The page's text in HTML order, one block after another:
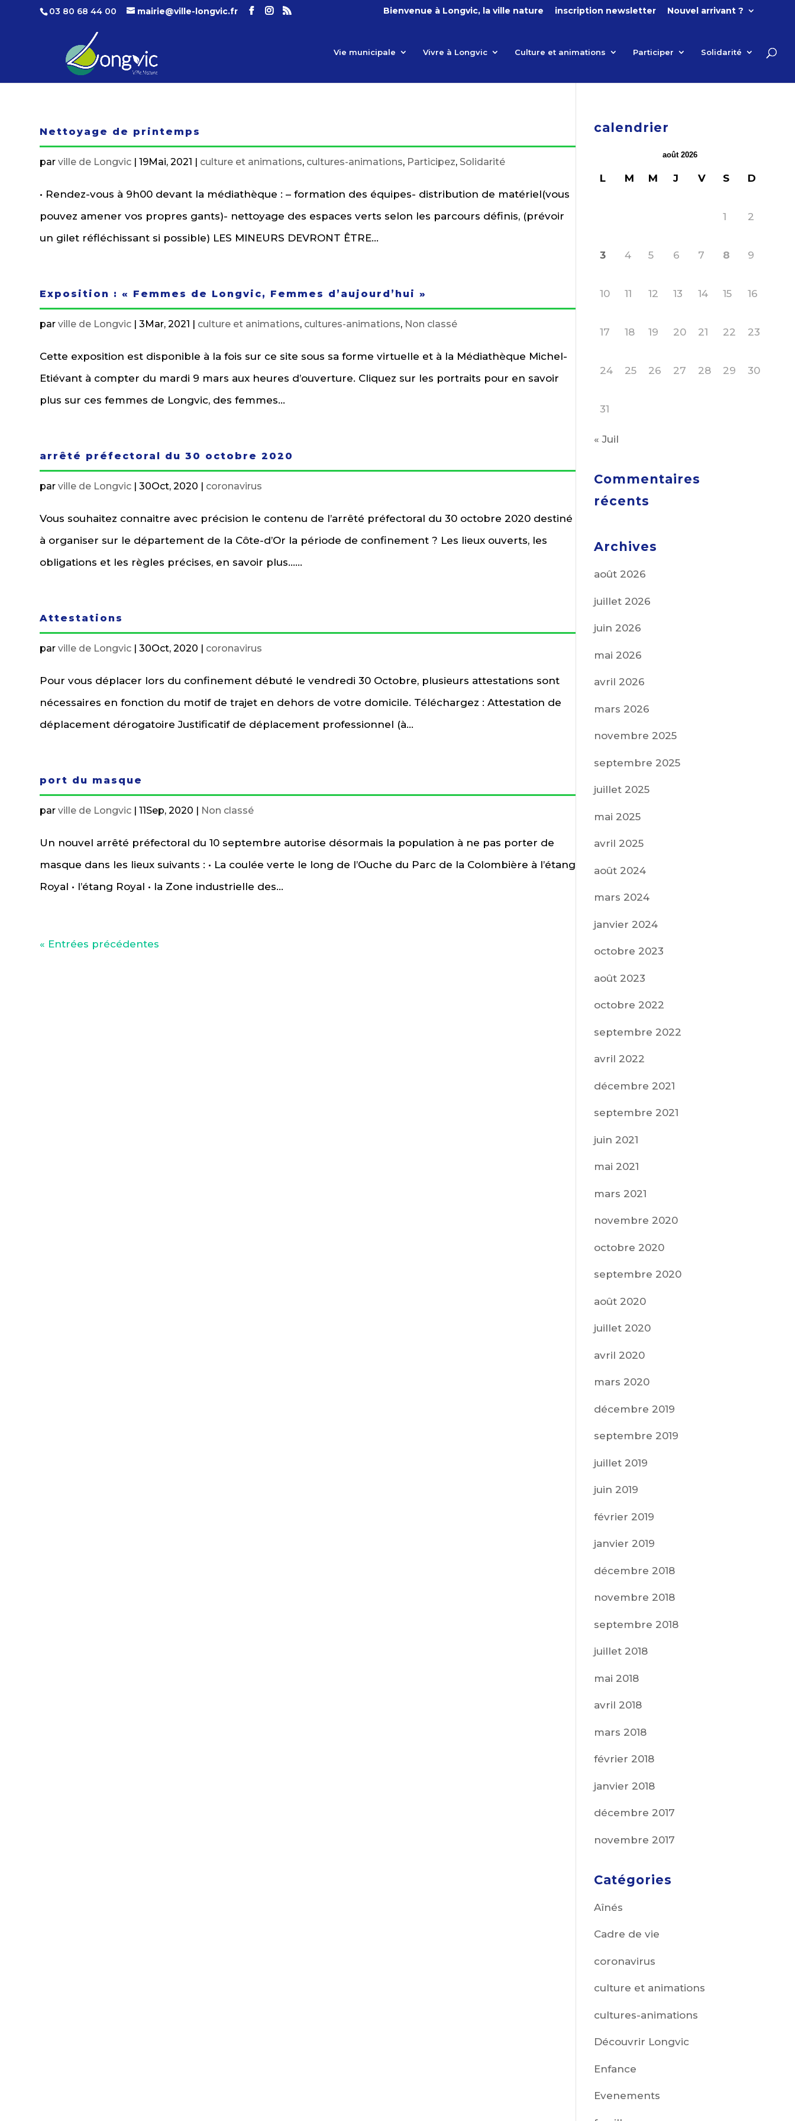
03 80 68 44 00 mairie@ville-longvic.fr Bienvenue à Longvic, la ville nature inscription newsletter Nouvel arrivant ?
Vie municipale Vivre à Longvic Culture et animations Participer Solidarité
Nettoyage de printemps
parville de Longvic |19Mai, 2021 | culture et animations, cultures-animations, Participez, Solidarité
• Rendez-vous à 9h00 devant la médiathèque : – formation des équipes- distribution de matériel(vous
pouvez amener vos propres gants)- nettoyage des espaces verts selon les parcours définis, (prévoir
un gilet réfléchissant si possible) LES MINEURS DEVRONT ÊTRE...
Exposition : « Femmes de Longvic, Femmes d’aujourd’hui »
parville de Longvic |3Mar, 2021 | culture et animations, cultures-animations, Non classé
Cette exposition est disponible à la fois sur ce site sous sa forme virtuelle et à la Médiathèque Michel-
Etiévant à compter du mardi 9 mars aux heures d’ouverture. Cliquez sur les portraits pour en savoir
plus sur ces femmes de Longvic, des femmes...
arrêté préfectoral du 30 octobre 2020
parville de Longvic |30Oct, 2020 | coronavirus
Vous souhaitez connaitre avec précision le contenu de l’arrêté préfectoral du 30 octobre 2020 destiné
à organiser sur le département de la Côte-d’Or la période de confinement ? Les lieux ouverts, les
obligations et les règles précises, en savoir plus…...
Attestations
parville de Longvic |30Oct, 2020 | coronavirus
Pour vous déplacer lors du confinement débuté le vendredi 30 Octobre, plusieurs attestations sont
nécessaires en fonction du motif de trajet en dehors de votre domicile. Téléchargez : Attestation de
déplacement dérogatoire Justificatif de déplacement professionnel (à...
port du masque
parville de Longvic |11Sep, 2020 | Non classé
Un nouvel arrêté préfectoral du 10 septembre autorise désormais la population à ne pas porter de
masque dans les lieux suivants : • La coulée verte le long de l’Ouche du Parc de la Colombière à l’étang
Royal • l’étang Royal • la Zone industrielle des...
« Entrées précédentes
calendrier
août 2026
L M M J V S D
1 2
3 4 5 6 7 8 9
10 11 12 13 14 15 16
17 18 19 20 21 22 23
24 25 26 27 28 29 30
31
« Juil
Commentaires
récents
Archives
août 2026
juillet 2026
juin 2026
mai 2026
avril 2026
mars 2026
novembre 2025
septembre 2025
juillet 2025
mai 2025
avril 2025
août 2024
mars 2024
janvier 2024
octobre 2023
août 2023
octobre 2022
septembre 2022
avril 2022
décembre 2021
septembre 2021
juin 2021
mai 2021
mars 2021
novembre 2020
octobre 2020
septembre 2020
août 2020
juillet 2020
avril 2020
mars 2020
décembre 2019
septembre 2019
juillet 2019
juin 2019
février 2019
janvier 2019
décembre 2018
novembre 2018
septembre 2018
juillet 2018
mai 2018
avril 2018
mars 2018
février 2018
janvier 2018
décembre 2017
novembre 2017
Catégories
Aînés
Cadre de vie
coronavirus
culture et animations
cultures-animations
Découvrir Longvic
Enfance
Evenements